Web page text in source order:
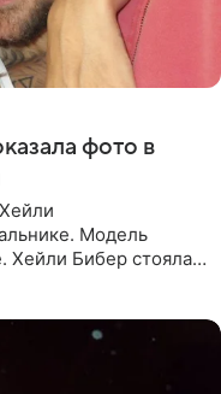
фото в
Модель
Хейли Бибер стояла